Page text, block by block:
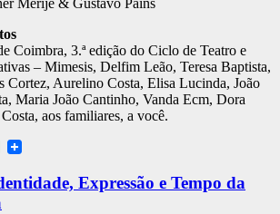
Coimbra, 3.ª edição do Ciclo de Teatro e
– Mimesis, Delfim Leão, Teresa Baptista,
Cortez, Aurelino Costa, Elisa Lucinda, João
Maria João Cantinho, Vanda Ecm, Dora
aos familiares, a você.
WhatsApp
Expressão e Tempo da